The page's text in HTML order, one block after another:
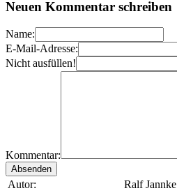
Neuen Kommentar schreiben
Name:
E-Mail-Adresse:
Nicht ausfüllen!
Kommentar:
Autor:
Ralf Jannke